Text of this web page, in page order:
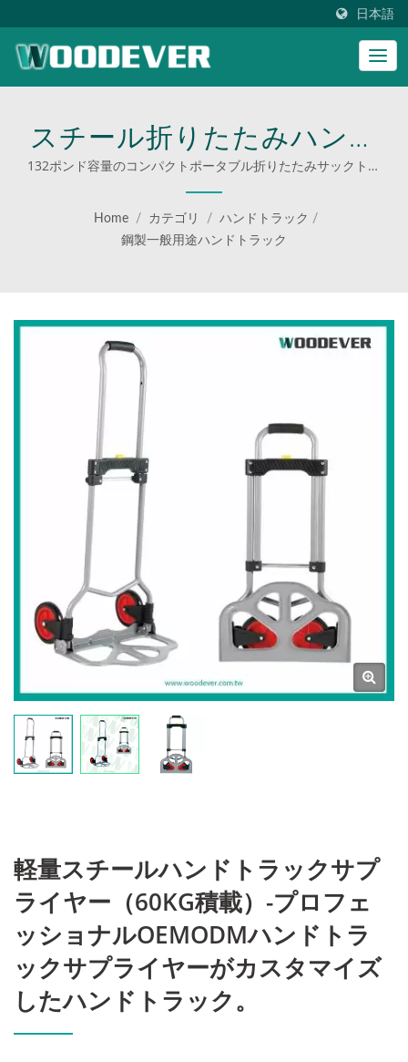
日本語
スチール折りたたみハンド
カートは、TUV / GS認証の
すべての基準に従って製造
されています。 |
びアルミニウム製のはしご
とカートの究極の供給元
132ポンド容量のコンパクトポータブル折りたたみサックトラ
ックトロリー、2つの頑丈な車輪付き。プロフェッショナル
OEMODMハンドトラックサプライヤーがカスタマイズしたハ
ンドトラック。 | 工業用折りたたみカートのサプライヤー
Home / カテゴリ / ハンドトラック /
鋼製一般用途ハンドトラック
軽量スチールハンドトラックサプ
ライヤー（60KG積載）-プロフェ
ッショナルOEMODMハンドトラ
ックサプライヤーがカスタマイズ
したハンドトラック。